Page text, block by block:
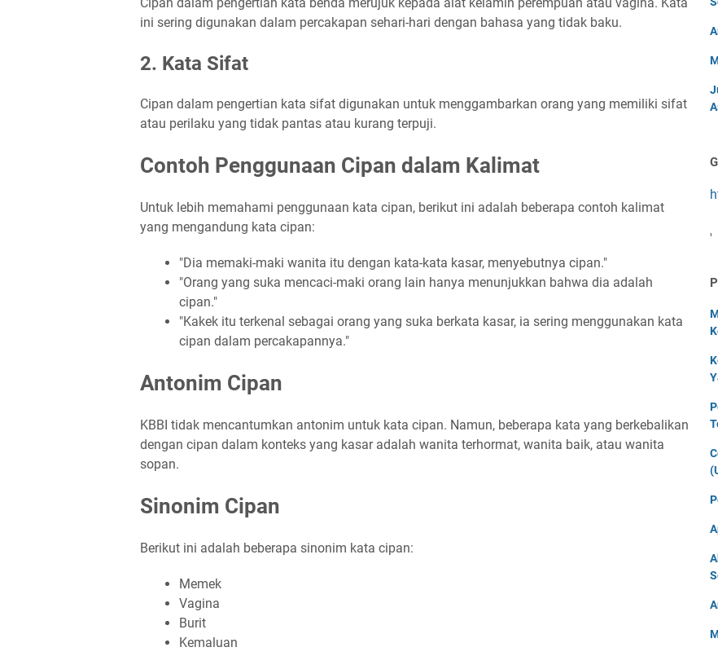
ini sering digunakan dalam percakapan sehari-hari dengan bahasa yang tidak baku.
2. Kata Sifat
Cipan dalam pengertian kata sifat digunakan untuk menggambarkan orang yang memiliki sifat
atau perilaku yang tidak pantas atau kurang terpuji.
Contoh Penggunaan Cipan dalam Kalimat
Untuk lebih memahami penggunaan kata cipan, berikut ini adalah beberapa contoh kalimat
yang mengandung kata cipan:
"Dia memaki-maki wanita itu dengan kata-kata kasar, menyebutnya cipan."
"Orang yang suka mencaci-maki orang lain hanya menunjukkan bahwa dia adalah
cipan."
"Kakek itu terkenal sebagai orang yang suka berkata kasar, ia sering menggunakan kata
cipan dalam percakapannya."
Antonim Cipan
KBBI tidak mencantumkan antonim untuk kata cipan. Namun, beberapa kata yang berkebalikan
dengan cipan dalam konteks yang kasar adalah wanita terhormat, wanita baik, atau wanita
sopan.
Sinonim Cipan
Berikut ini adalah beberapa sinonim kata cipan:
Memek
Vagina
Burit
Kemaluan
'